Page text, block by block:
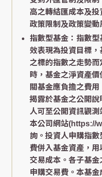
高之轉結匯成本及
政策限制及政策變動
指數型基金：指數
效表現為投資目標
之標的指數之走勢
時，基金之淨資產
關基金應負擔之費
揭露於基金之公開
人可至公開資訊觀
本公司網站(https://
詢。投資人申購指
費併入基金資產，
交易成本。各子基
申購交易費。本基